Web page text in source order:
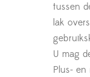
tussen
lak
U mag
Plus-